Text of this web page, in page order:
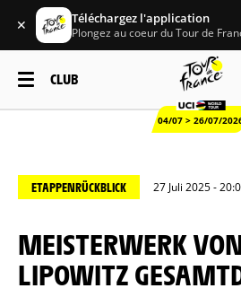
✕ Téléchargez l'application
Plongez au coeur du Tour de
CLUB
04/07 > 26/07/
ETAPPENRÜCKBLICK 27 Juli 2025 -
MEISTERWERK VON VAN AERT,
LIPOWITZ